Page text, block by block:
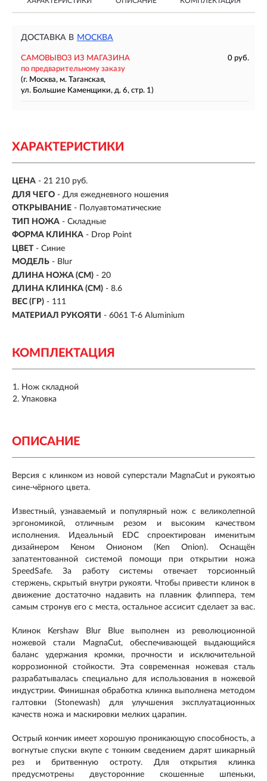
ДОСТАВКА В МОСКВА
САМОВЫВОЗ ИЗ МАГАЗИНА
0 руб.
по предварительному заказу
(г. Москва, м. Таганская,
ул. Большие Каменщики, д. 6, стр. 1)
ХАРАКТЕРИСТИКИ
ЦЕНА - 21 210 руб.
ДЛЯ ЧЕГО - Для ежедневного ношения
ОТКРЫВАНИЕ - Полуавтоматические
ТИП НОЖА - Складные
ФОРМА КЛИНКА - Drop Point
ЦВЕТ - Синие
МОДЕЛЬ - Blur
ДЛИНА НОЖА (СМ) - 20
ДЛИНА КЛИНКА (СМ) - 8.6
ВЕС (ГР) - 111
МАТЕРИАЛ РУКОЯТИ - 6061 T-6 Aluminium
КОМПЛЕКТАЦИЯ
Нож складной
Упаковка
ОПИСАНИЕ
Версия с клинком из новой суперстали MagnaCut и рукоятью
сине-чёрного цвета.
Известный, узнаваемый и популярный нож с великолепной
эргономикой, отличным резом и высоким качеством
исполнения. Идеальный EDC спроектирован именитым
дизайнером Кеном Онионом (Ken Onion). Оснащён
запатентованной системой помощи при открытии ножа
SpeedSafe. За работу системы отвечает торсионный
стержень, скрытый внутри рукояти. Чтобы привести клинок в
движение достаточно надавить на плавник флиппера, тем
самым стронув его с места, остальное ассисит сделает за вас.
Клинок Kershaw Blur Blue выполнен из революционной
ножевой стали MagnaCut, обеспечивающей выдающийся
баланс удержания кромки, прочности и исключительной
коррозионной стойкости. Эта современная ножевая сталь
разрабатывалась специально для использования в ножевой
индустрии. Финишная обработка клинка выполнена методом
галтовки (Stonewash) для улучшения эксплуатационных
качеств ножа и маскировки мелких царапин.
Острый кончик имеет хорошую проникающую способность, а
вогнутые спуски вкупе с тонким сведением дарят шикарный
рез и бритвенную остроту. Для открытия клинка
предусмотрены двусторонние скошенные шпеньки,